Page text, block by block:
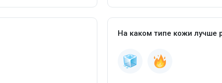
На каком типе кожи лучше